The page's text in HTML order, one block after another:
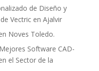
de Diseño y
Vectric en Ajalvir
Noves Toledo.
Software CAD-
el Sector de la